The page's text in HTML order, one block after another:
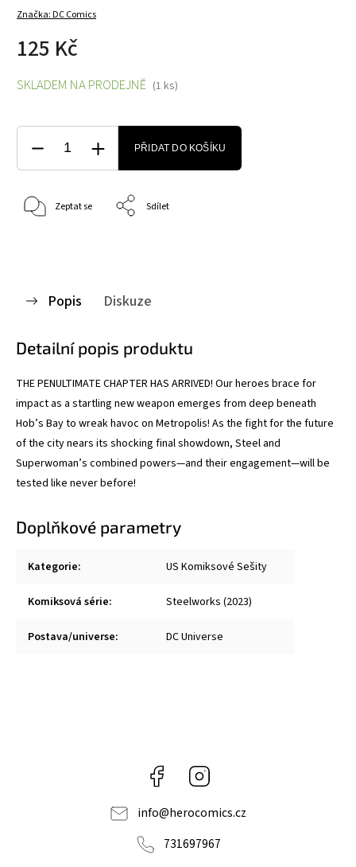
Značka:DC Comics
125 Kč
SKLADEM NA PRODEJNĚ (1 ks)
PŘIDAT DO KOŠÍKU
Zeptat se Sdílet
Popis Diskuze
Detailní popis produktu
THE PENULTIMATE CHAPTER HAS ARRIVED! Our heroes brace for
impact as a startling new weapon emerges from deep beneath
Hob’s Bay to wreak havoc on Metropolis! As the fight for the future
of the city nears its shocking final showdown, Steel and
Superwoman’s combined powers—and their engagement—will be
tested like never before!
Doplňkové parametry
Kategorie: US Komiksové Sešity
Komiksová série: Steelworks (2023)
Postava/universe: DC Universe
Facebook
info@herocomics.cz
731697967